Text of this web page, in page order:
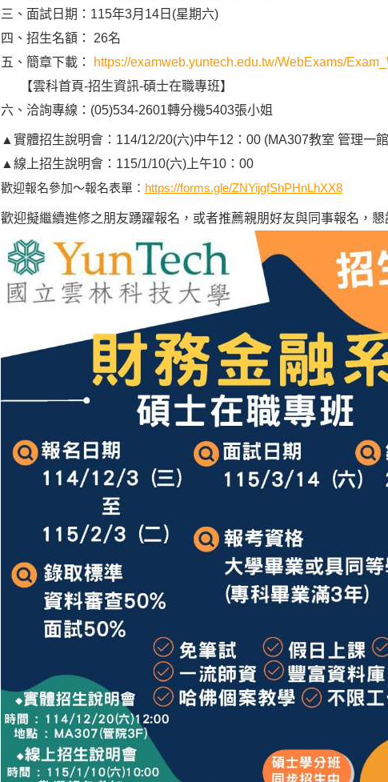
三、面試日期：115年3月14日(星期六)
四、招生名額： 26名
五、簡章下載：
https://examweb.yuntech.edu.tw/WebExams/
【雲科首頁-招生資訊-碩士在職專班】
六、洽詢專線：(05)534-2601轉分機5403張小姐
▲實體招生說明會：114/12/20(六)中午12：00 (MA307教室 管理一
▲ 線上招生說明會： 115/1/10(六)上午10：00
歡迎報名參加～報名表單： https://forms.gle/ZNYijgfShPHnLhXX8
歡迎擬繼續進修之朋友踴躍報名，或者推薦親朋好友與同事報名，懇